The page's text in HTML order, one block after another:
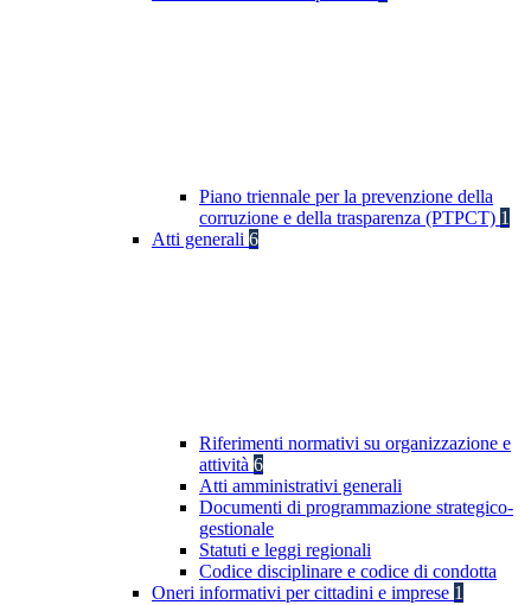
Piano triennale per la prevenzione della
corruzione e della trasparenza (PTPCT) 1
Atti generali 6
Riferimenti normativi su organizzazione e
attività 6
Atti amministrativi generali
Documenti di programmazione strategico-
gestionale
Statuti e leggi regionali
Codice disciplinare e codice di condotta
Oneri informativi per cittadini e imprese 1